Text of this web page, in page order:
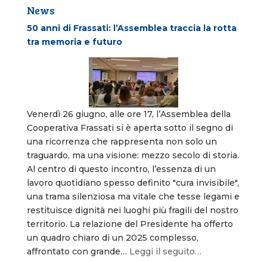
News
50 anni di Frassati: l’Assemblea traccia la rotta
tra memoria e futuro
Venerdì 26 giugno, alle ore 17, l’Assemblea della
Cooperativa Frassati si è aperta sotto il segno di
una ricorrenza che rappresenta non solo un
traguardo, ma una visione: mezzo secolo di storia.
Al centro di questo incontro, l’essenza di un
lavoro quotidiano spesso definito "cura invisibile",
una trama silenziosa ma vitale che tesse legami e
restituisce dignità nei luoghi più fragili del nostro
territorio. La relazione del Presidente ha offerto
un quadro chiaro di un 2025 complesso,
affrontato con grande… Leggi il seguito…